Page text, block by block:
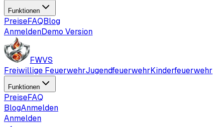
Funktionen
PreiseFAQBlog
AnmeldenDemo Version
FWVS
Freiwillige FeuerwehrJugendfeuerwehrKinderfeuerwehr
Funktionen
PreiseFAQ
BlogAnmelden
Anmelden